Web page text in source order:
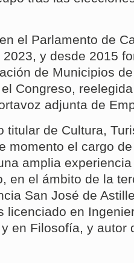
el Parlamento de
y desde 2015
de Municipios
Congreso,
adjunta de
titular de Cultura,
momento el cargo
amplia
en el ámbito de la
San José de
licenciado en
en Filosofía, y autor